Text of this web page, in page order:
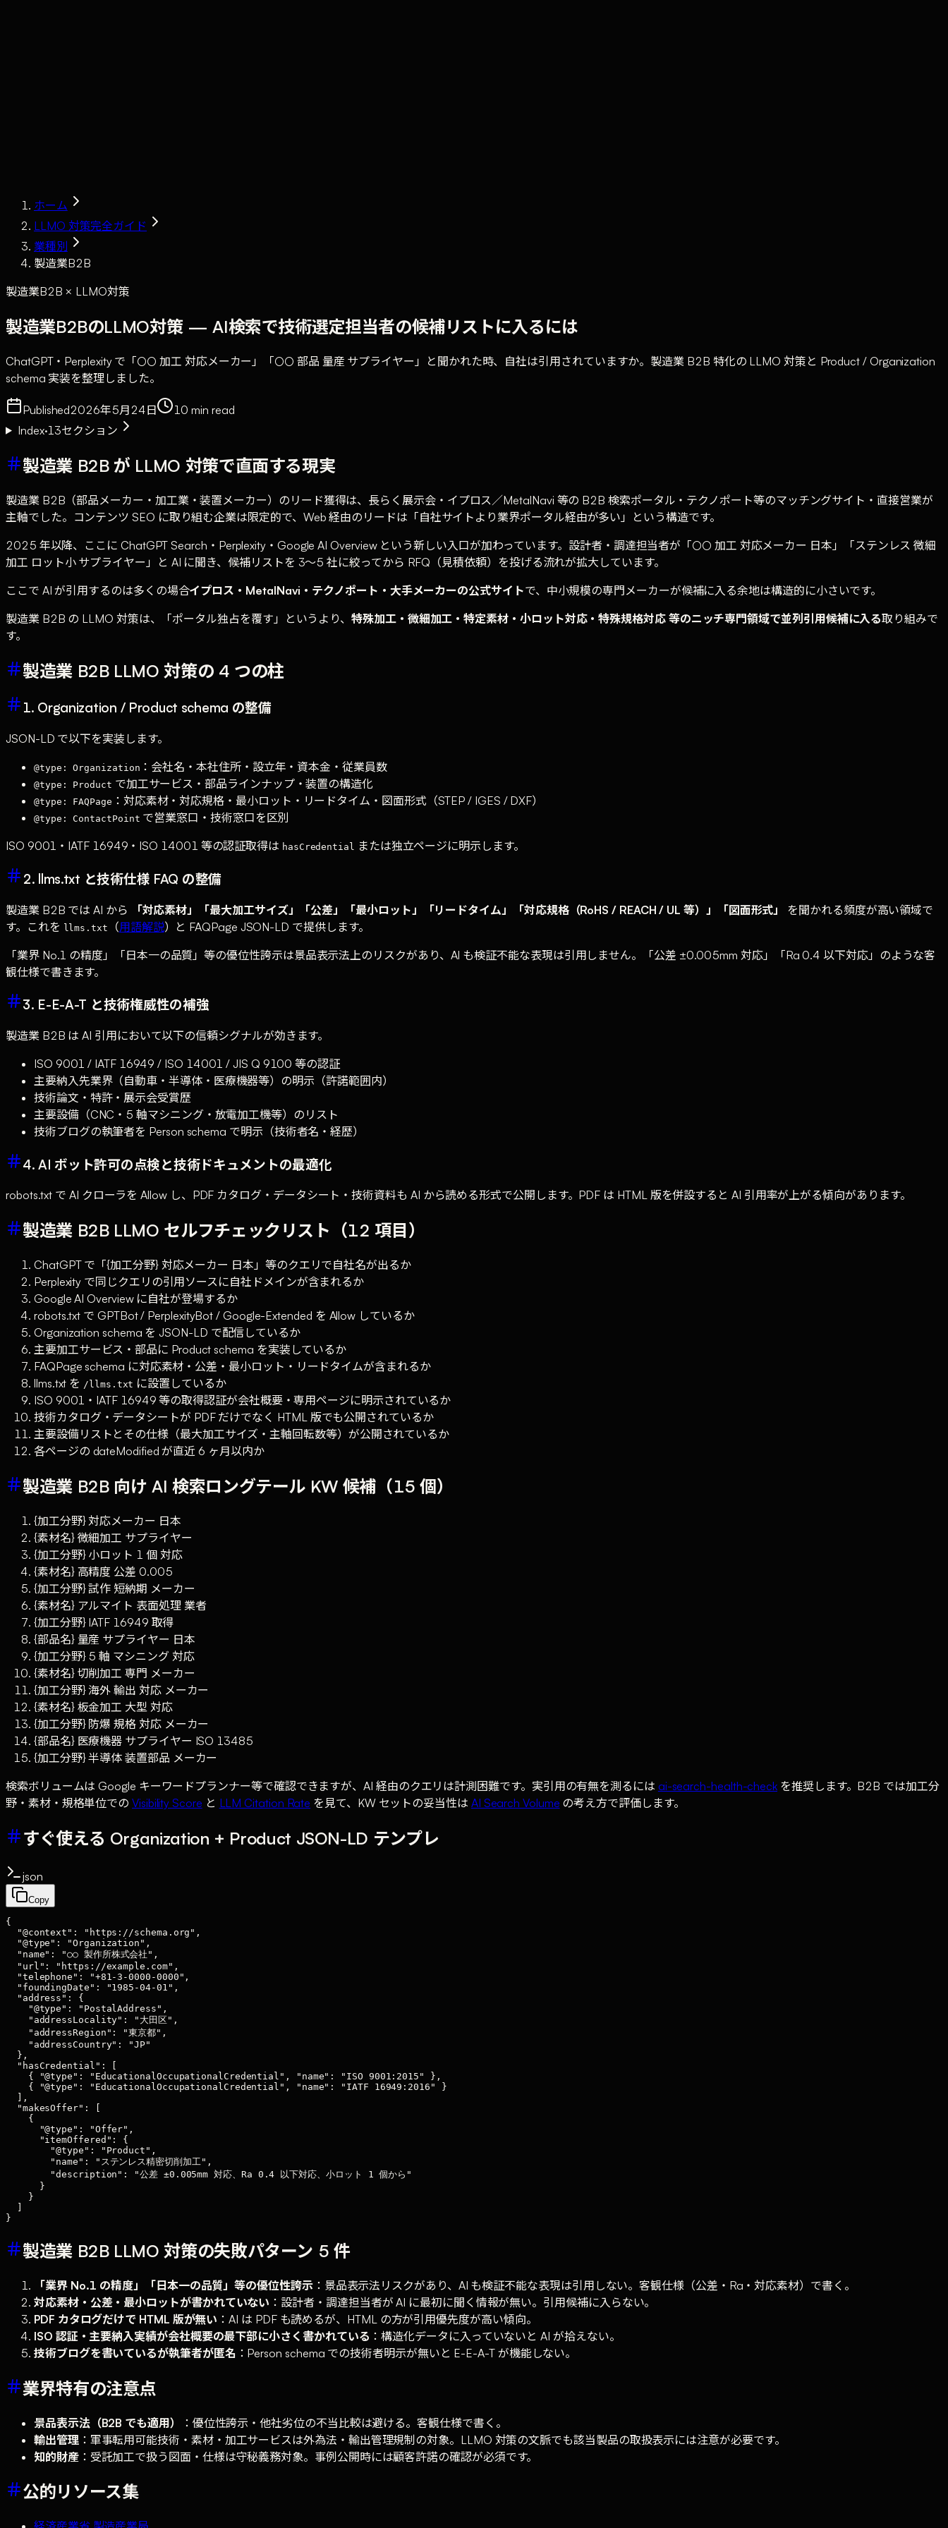
ホーム
LLMO 対策完全ガイド
業種別
製造業B2B
製造業B2B × LLMO対策
製造業B2BのLLMO対策 — AI検索で技術選定担当者の候補リストに入るには
ChatGPT・Perplexity で「○○ 加工 対応メーカー」「○○ 部品 量産 サプライヤー」と聞かれた時、自社は引用されていますか。製造業 B2B 特化の LLMO 対策と Product / Organization
schema 実装を整理しました。
Published2026年5月24日 10 min read
Index·13セクション
製造業 B2B が LLMO 対策で直面する現実
製造業 B2B（部品メーカー・加工業・装置メーカー）のリード獲得は、長らく展示会・イプロス／MetalNavi 等の B2B 検索ポータル・テクノポート等のマッチングサイト・直接営業が
主軸でした。コンテンツ SEO に取り組む企業は限定的で、Web 経由のリードは「自社サイトより業界ポータル経由が多い」という構造です。
2025 年以降、ここに ChatGPT Search・Perplexity・Google AI Overview という新しい入口が加わっています。設計者・調達担当者が「○○ 加工 対応メーカー 日本」「ステンレス 微細
加工 ロット小 サプライヤー」と AI に聞き、候補リストを 3〜5 社に絞ってから RFQ（見積依頼）を投げる流れが拡大しています。
ここで AI が引用するのは多くの場合イプロス・MetalNavi・テクノポート・大手メーカーの公式サイトで、中小規模の専門メーカーが候補に入る余地は構造的に小さいです。
製造業 B2B の LLMO 対策は、「ポータル独占を覆す」というより、特殊加工・微細加工・特定素材・小ロット対応・特殊規格対応 等のニッチ専門領域で並列引用候補に入る取り組みで
す。
製造業 B2B LLMO 対策の 4 つの柱
1. Organization / Product schema の整備
JSON-LD で以下を実装します。
@type: Organization ：会社名・本社住所・設立年・資本金・従業員数
@type: Product で加工サービス・部品ラインナップ・装置の構造化
@type: FAQPage ：対応素材・対応規格・最小ロット・リードタイム・図面形式（STEP / IGES / DXF）
@type: ContactPoint で営業窓口・技術窓口を区別
ISO 9001・IATF 16949・ISO 14001 等の認証取得は hasCredential または独立ページに明示します。
2. llms.txt と技術仕様 FAQ の整備
製造業 B2B では AI から 「対応素材」「最大加工サイズ」「公差」「最小ロット」「リードタイム」「対応規格（RoHS / REACH / UL 等）」「図面形式」
を聞かれる頻度が高い領域で
す。これを llms.txt （用語解説）と FAQPage JSON-LD で提供します。
「業界 No.1 の精度」「日本一の品質」等の優位性誇示は景品表示法上のリスクがあり、AI も検証不能な表現は引用しません。「公差 ±0.005mm 対応」「Ra 0.4 以下対応」のような客
観仕様で書きます。
3. E-E-A-T と技術権威性の補強
製造業 B2B は AI 引用において以下の信頼シグナルが効きます。
ISO 9001 / IATF 16949 / ISO 14001 / JIS Q 9100 等の認証
主要納入先業界（自動車・半導体・医療機器等）の明示（許諾範囲内）
技術論文・特許・展示会受賞歴
主要設備（CNC・5 軸マシニング・放電加工機等）のリスト
技術ブログの執筆者を Person schema で明示（技術者名・経歴）
4. AI ボット許可の点検と技術ドキュメントの最適化
robots.txt で AI クローラを Allow し、PDF カタログ・データシート・技術資料も AI から読める形式で公開します。PDF は HTML 版を併設すると AI 引用率が上がる傾向があります。
製造業 B2B LLMO セルフチェックリスト（12 項目）
ChatGPT で「{加工分野} 対応メーカー 日本」等のクエリで自社名が出るか
Perplexity で同じクエリの引用ソースに自社ドメインが含まれるか
Google AI Overview に自社が登場するか
robots.txt で GPTBot / PerplexityBot / Google-Extended を Allow しているか
Organization schema を JSON-LD で配信しているか
主要加工サービス・部品に Product schema を実装しているか
FAQPage schema に対応素材・公差・最小ロット・リードタイムが含まれるか
llms.txt を /llms.txt に設置しているか
ISO 9001・IATF 16949 等の取得認証が会社概要・専用ページに明示されているか
技術カタログ・データシートが PDF だけでなく HTML 版でも公開されているか
主要設備リストとその仕様（最大加工サイズ・主軸回転数等）が公開されているか
各ページの dateModified が直近 6 ヶ月以内か
製造業 B2B 向け AI 検索ロングテール KW 候補（15 個）
{加工分野} 対応メーカー 日本
{素材名} 微細加工 サプライヤー
{加工分野} 小ロット 1 個 対応
{素材名} 高精度 公差 0.005
{加工分野} 試作 短納期 メーカー
{素材名} アルマイト 表面処理 業者
{加工分野} IATF 16949 取得
{部品名} 量産 サプライヤー 日本
{加工分野} 5 軸 マシニング 対応
{素材名} 切削加工 専門 メーカー
{加工分野} 海外 輸出 対応 メーカー
{素材名} 板金加工 大型 対応
{加工分野} 防爆 規格 対応 メーカー
{部品名} 医療機器 サプライヤー ISO 13485
{加工分野} 半導体 装置部品 メーカー
検索ボリュームは Google キーワードプランナー等で確認できますが、AI 経由のクエリは計測困難です。実引用の有無を測るには ai-search-health-check を推奨します。B2B では加工分
野・素材・規格単位でのVisibility Score と LLM Citation Rate を見て、KW セットの妥当性は AI Search Volume の考え方で評価します。
すぐ使える Organization + Product JSON-LD テンプレ
json
Copy
{
  "@context": "https://schema.org",
  "@type": "Organization",
  "name": "○○ 製作所株式会社",
  "url": "https://example.com",
  "telephone": "+81-3-0000-0000",
  "foundingDate": "1985-04-01",
  "address": {
    "@type": "PostalAddress",
    "addressLocality": "大田区",
    "addressRegion": "東京都",
    "addressCountry": "JP"
  },
  "hasCredential": [
    { "@type": "EducationalOccupationalCredential", "name": "ISO 9001:2015" },
    { "@type": "EducationalOccupationalCredential", "name": "IATF 16949:2016" }
  ],
  "makesOffer": [
    {
      "@type": "Offer",
      "itemOffered": {
        "@type": "Product",
        "name": "ステンレス精密切削加工",
        "description": "公差 ±0.005mm 対応、Ra 0.4 以下対応、小ロット 1 個から"
      }
    }
製造業 B2B LLMO 対策の失敗パターン 5 件
「業界 No.1 の精度」「日本一の品質」等の優位性誇示：景品表示法リスクがあり、AI も検証不能な表現は引用しない。客観仕様（公差・Ra・対応素材）で書く。
対応素材・公差・最小ロットが書かれていない ：設計者・調達担当者が AI に最初に聞く情報が無い。引用候補に入らない。
PDF カタログだけで HTML 版が無い ：AI は PDF も読めるが、HTML の方が引用優先度が高い傾向。
ISO 認証・主要納入実績が会社概要の最下部に小さく書かれている ：構造化データに入っていないと AI が拾えない。
技術ブログを書いているが執筆者が匿名 ：Person schema での技術者明示が無いと E-E-A-T が機能しない。
業界特有の注意点
景品表示法（B2B でも適用）
：優位性誇示・他社劣位の不当比較は避ける。客観仕様で書く。
輸出管理：軍事転用可能技術・素材・加工サービスは外為法・輸出管理規制の対象。LLMO 対策の文脈でも該当製品の取扱表示には注意が必要です。
知的財産：受託加工で扱う図面・仕様は守秘義務対象。事例公開時には顧客許諾の確認が必須です。
公的リソース集